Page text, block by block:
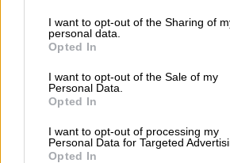
I want to opt-out of the Sharing of
personal data.
Opted In
I want to opt-out of the Sale of my
Personal Data.
Opted In
I want to opt-out of processing my
Personal Data for Targeted
Opted In
Organización Internacional de
Migraciones (OIM) y con la
Naciones Unidas para los
(Acnur) para identificar a los
Vamos a mandar un mensaje
redes criminales de tráfico de
espaldas de la ley”, ha